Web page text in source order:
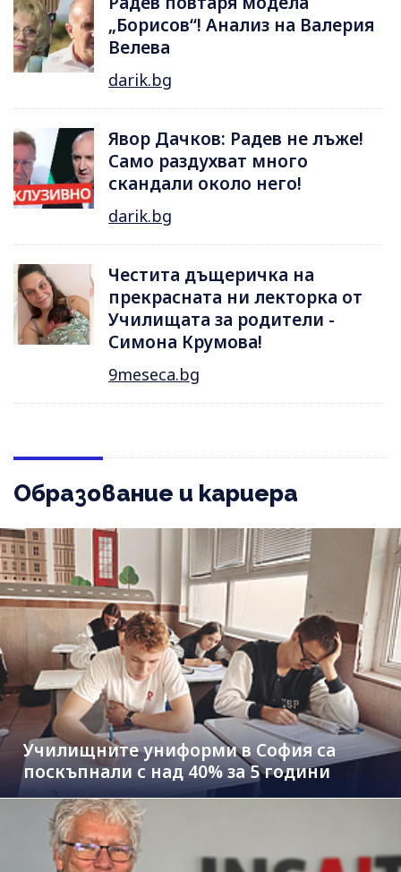
„Борисов“! Анализ на Валерия
Велева
darik.bg
Явор Дачков: Радев не лъже!
Само раздухват много
скандали около него!
darik.bg
Честита дъщеричка на
прекрасната ни лекторка от
Училищата за родители -
Симона Крумова!
9meseca.bg
Образование и кариера
Училищните униформи в София са
поскъпнали с над 40% за 5 години